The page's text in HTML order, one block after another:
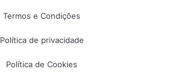
Termos e Condições
Política de privacidade
Política de Cookies